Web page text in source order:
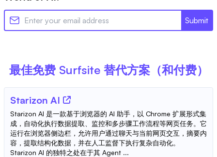
Submit
最佳免费 Surfsite 替代方案（和付费）
Starizon AI
Starizon AI 是一款基于浏览器的 AI 助手，以 Chrome 扩展形式集
成，自动化执行数据提取、监控和多步骤工作流程等网页任务。它
运行在浏览器侧边栏，允许用户通过聊天与当前网页交互，摘要内
容，提取结构化数据，并在人工监督下执行复杂自动化。
Starizon AI 的独特之处在于其 Agent ...